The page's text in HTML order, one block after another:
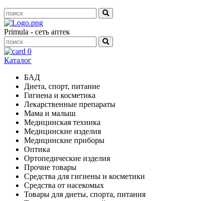
Primula - сеть аптек
0
Каталог
БАД
Диета, спорт, питание
Гигиена и косметика
Лекарственные препараты
Мама и малыш
Медицинская техника
Медицинские изделия
Медицинские приборы
Оптика
Ортопедические изделия
Прочие товары
Средства для гигиены и косметики
Средства от насекомых
Товары для диеты, спорта, питания